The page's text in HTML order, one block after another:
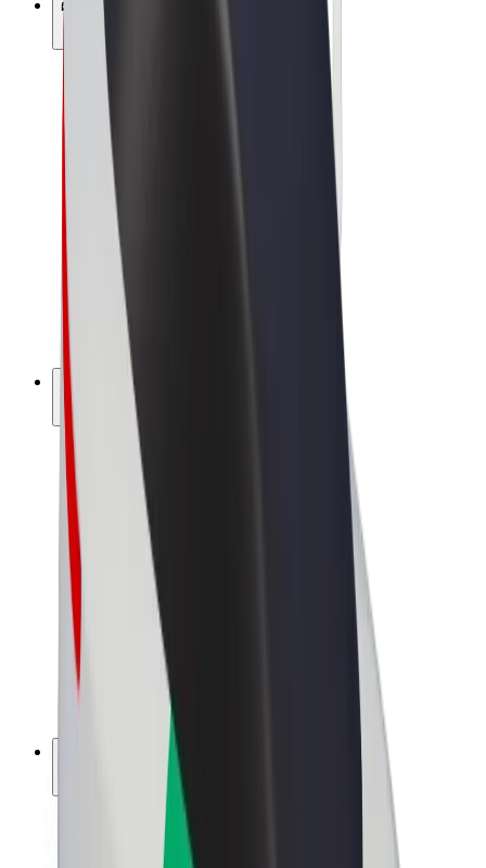
ผลิตภัณฑ์
การโดยสาร
สกู๊ตเตอร์
Bolt Market
Bolt Food
Bolt Drive
Bolt for Business
จักรยานไฟฟ้า
Bolt Plus
สร้างรายได้กับ Bolt
คนขับ
รายได้ของคนขับ
พนักงานส่งของ
รายได้ของพนักงานส่งของ
พาร์ทเนอร์ร้านอาหาร Bolt
แฟรนไชส์
เกี่ยวกับ Bolt